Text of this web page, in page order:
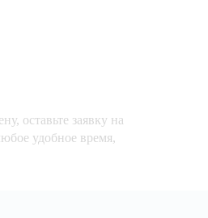
оставьте заявку на
удобное время,